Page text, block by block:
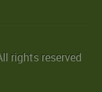
rights reserved